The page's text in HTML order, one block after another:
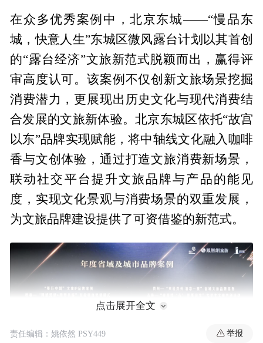
在众多优秀案例中，北京东城——“慢品东
城，快意人生”东城区微风露台计划以其首创
的“露台经济”文旅新范式脱颖而出，赢得评
审高度认可。该案例不仅创新文旅场景挖掘
消费潜力，更展现出历史文化与现代消费结
合发展的文旅新体验。北京东城区依托“故宫
以东”品牌实现赋能，将中轴线文化融入咖啡
香与文创体验，通过打造文旅消费新场景，
联动社交平台提升文旅品牌与产品的能见
度，实现文化景观与消费场景的双重发展，
为文旅品牌建设提供了可资借鉴的新范式。
点击展开全文
责任编辑：姚依然 PSY449 举报